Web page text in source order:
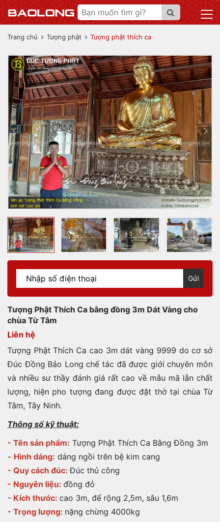
Trang chủ Tượng phật Tượng phật thích ca
Gửi
Tượng Phật Thích Ca bằng đồng 3m Dát Vàng cho
chùa Từ Tâm
Liên hệ
Tượng Phật Thích Ca cao 3m dát vàng 9999 do cơ sở
Đúc Đồng Bảo Long chế tác đã được giới chuyên môn
và nhiều sư thầy đánh giá rất cao về mẫu mã lẫn chất
lượng, hiện pho tượng đang được đặt thờ tại chùa Từ
Tâm, Tây Ninh.
Thông số kỹ thuật:
- Tên sản phẩm: Tượng Phật Thích Ca Bằng Đồng 3m
- Hình dáng: dáng ngồi trên bệ kim cang
- Quy cách đúc: Đúc thủ công
- Nguyên liệu: đồng đỏ
- Kích thước: cao 3m, đế rộng 2,5m, sâu 1,6m
- Trọng lượng: nặng chừng 4000kg